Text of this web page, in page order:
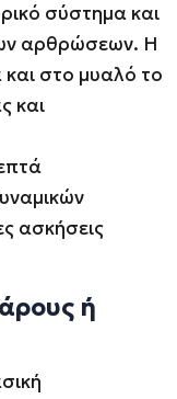
σύστημα και
αρθρώσεων. Η
στο μυαλό το
και
ασκήσεις
ή